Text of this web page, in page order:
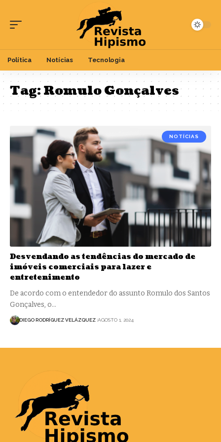
Política Notícias Tecnologia
Tag:Romulo Gonçalves
NOTÍCIAS
Desvendando as tendências do mercado de
imóveis comerciais para lazer e
entretenimento
De acordo com o entendedor do assunto Romulo dos Santos
Gonçalves, o…
DIEGO RODRÍGUEZ VELÁZQUEZ AGOSTO 1, 2024